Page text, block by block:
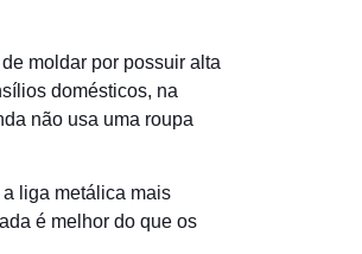
moldar por possuir alta
domésticos, na
não usa uma roupa
liga metálica mais
é melhor do que os